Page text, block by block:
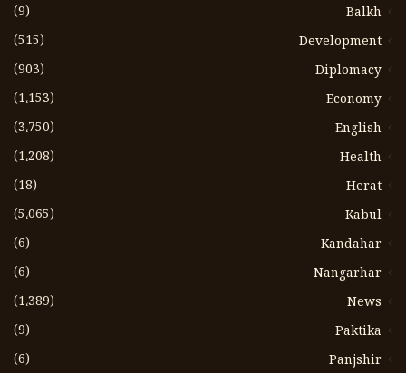
Balkh
(9)
Development
(515)
Diplomacy
(903)
Economy
(1،153)
English
(3،750)
Health
(1،208)
Herat
(18)
Kabul
(5،065)
Kandahar
(6)
Nangarhar
(6)
News
(1،389)
Paktika
(9)
Panjshir
(6)